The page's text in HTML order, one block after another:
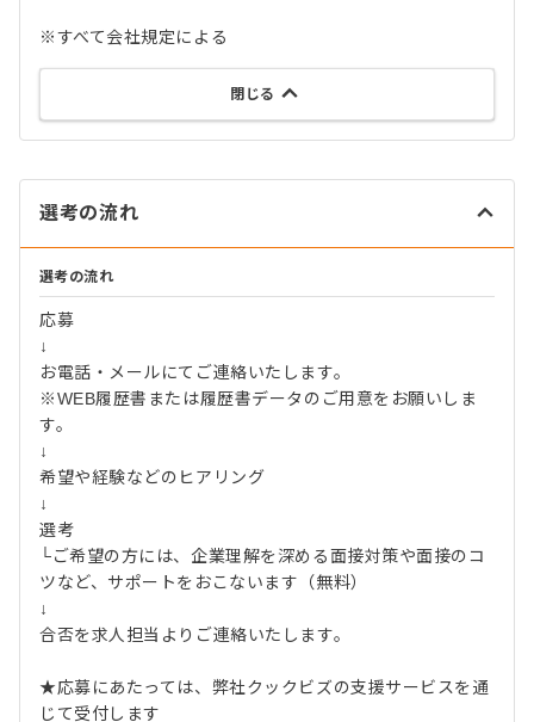
※すべて会社規定による
閉じる
選考の流れ
選考の流れ
応募
↓
お電話・メールにてご連絡いたします。
※WEB履歴書または履歴書データのご用意をお願いしま
す。
↓
希望や経験などのヒアリング
↓
選考
└ご希望の方には、企業理解を深める面接対策や面接のコ
ツなど、サポートをおこないます（無料）
↓
合否を求人担当よりご連絡いたします。
★応募にあたっては、弊社クックビズの支援サービスを通
じて受付します